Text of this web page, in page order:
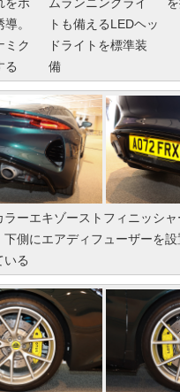
。
ミク
る
トも備えるLEDヘッ
ドライトを標準装
備
ラーエキゾーストフィニッシ
下側にエアディフューザーを
いる